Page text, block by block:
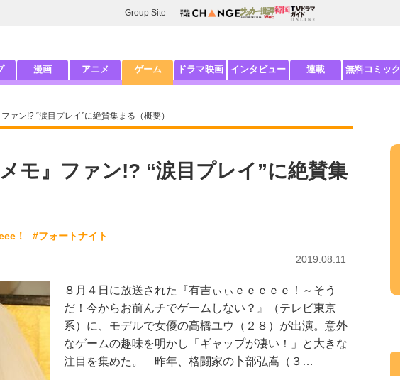
Group Site
漫画 アニメ ゲーム ドラマ映画 インタビュー 連載 無料コミック
ァン!? “涙目プレイ”に絶賛集まる（概要）
モ』ファン!? “涙目プレイ”に絶賛集
！ #フォートナイト
2019.08.11
８月４日に放送された『有吉ぃぃｅｅｅｅｅ！～そう
だ！今からお前んチでゲームしない？』（テレビ東京
系）に、モデルで女優の高橋ユウ（２８）が出演。意外
なゲームの趣味を明かし「ギャップが凄い！」と大きな
注目を集めた。 昨年、格闘家の卜部弘嵩（３…